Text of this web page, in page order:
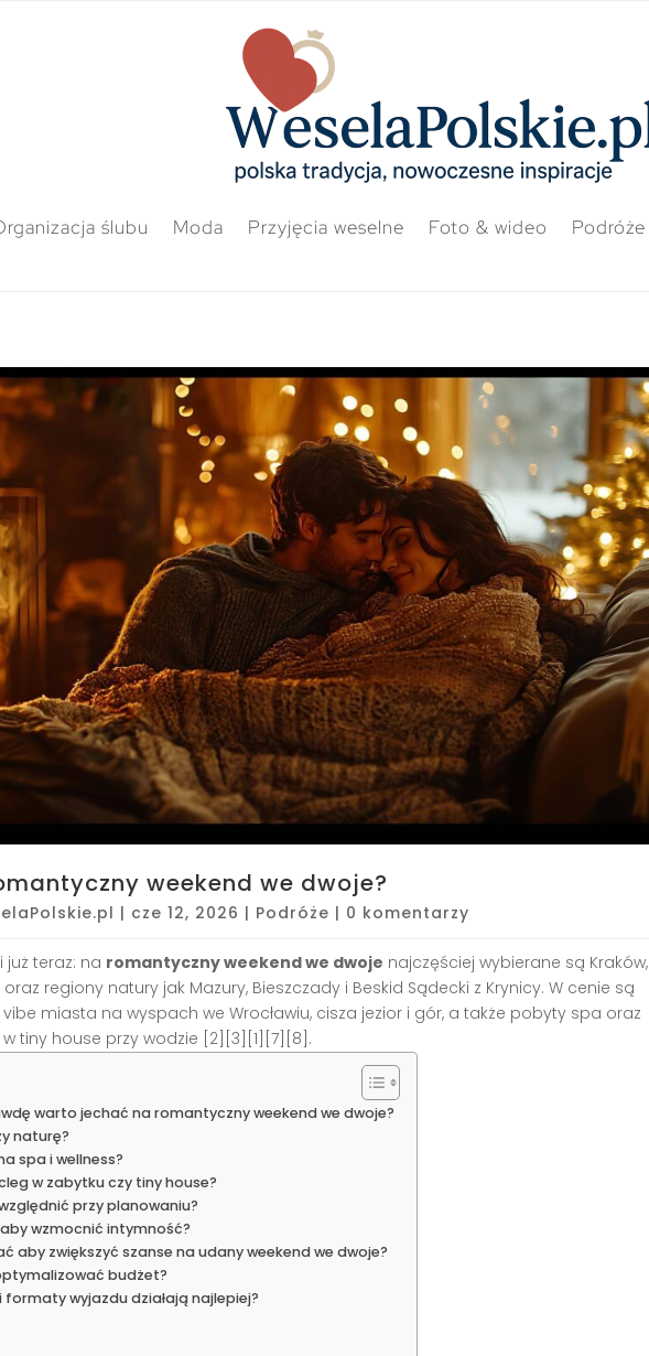
ślubu Moda Przyjęcia weselne Foto & wideo Podróże
weekend we dwoje?
| cze 12, 2026 | Podróże | 0 komentarzy
już teraz: na romantyczny weekend we dwoje najczęściej wybierane są Kraków,
oraz regiony natury jak Mazury, Bieszczady i Beskid Sądecki z Krynicy. W cenie są
miasta na wyspach we Wrocławiu, cisza jezior i gór, a także pobyty spa oraz
tiny house przy wodzie [2][3][1][7][8].
warto jechać na romantyczny weekend we dwoje?
naturę?
spa i wellness?
w zabytku czy tiny house?
przy planowaniu?
wzmocnić intymność?
aby zwiększyć szanse na udany weekend we dwoje?
budżet?
formaty wyjazdu działają najlepiej?